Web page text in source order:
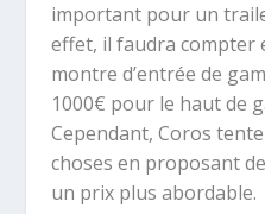
important pour un
effet, il faudra compter
montre d’entrée de
1000€ pour le haut de
Cependant, Coros
choses en proposant
un prix plus abordable.